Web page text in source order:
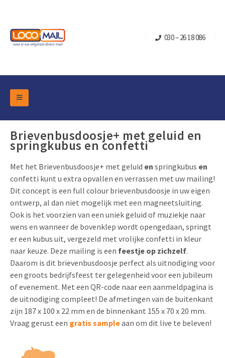
030 – 26 18 086
Brievenbusdoosje+ met geluid en
springkubus en confetti
Met het Brievenbusdoosje+ met geluid en springkubus en
confetti kunt u extra opvallen en verrassen met uw mailing!
Dit concept is een full colour brievenbusdoosje in uw eigen
ontwerp, al dan niet mogelijk met een magneetsluiting.
Ook is het voorzien van een uniek geluid of muziekje naar
wens en wanneer de bovenklep wordt opengedaan, springt
er een kubus uit, vergezeld met vrolijke confetti in kleur
naar keuze. Deze mailing is een feestje op zichzelf.
Daarom is dit brievenbusdoosje perfect als uitnodiging voor
een groots bedrijfsfeest ter gelegenheid voor een jubileum
of evenement. Met een QR-code naar een aanmeldpagina is
de uitnodiging compleet! De afmetingen van de buitenkant
zijn 187 x 100 x 22 mm en de binnenkant 155 x 70 x 20 mm.
Vraag gerust een gratis sampleaan om dit live te beleven!
DM Marketing Tools
Overzicht Categorieën
Turning Card
Brievenbusdoosje +
Pop-up Kaarten
Geluidskaarten
Lenticular Cards
Twin Sliders
Tabkaarten
Budget kaarten
Verpakkingen
Klepdoosjes
Schuifdoosjes
Branche
Retail Marketing
Vastgoedmarketing
Sport Marketing
Media Marketing
Automotive Marketing
Non-profit Marketing
Marketing in de Zorg
Marketing voor Scholen
Kerst- en Eindejaar
Verjaardag en Jubilea
Uitnodigingen
Product Introductie
App-lancering
Kalender maken
Klantenbinding
Contact
Over Ons
Vacatures
Contactgegevens
Duurzaamheid